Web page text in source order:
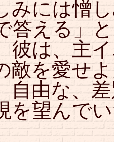
みには憎
答える」
彼は、主
敵を愛せ
自由な、
を望んで